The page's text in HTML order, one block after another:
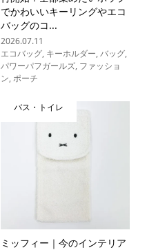
でかわいいキーリングやエコ
バッグのコ...
2026.07.11
エコバッグ, キーホルダー,バッグ,
パワーパフガールズ, ファッショ
ン,ポーチ
バス・トイレ
ミッフィー｜今のインテリア